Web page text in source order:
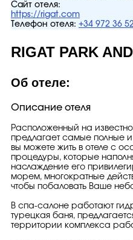
Сайт отеля:
https://rigat.com
Телефон отеля: +34 972 36
RIGAT PARK
Об отеле:
Описание отеля
Расположенный на
предлагает самые полные и
вы можете жить в отеле с
процедуры, которые
наслаждение его
морем, многократные
чтобы побаловать Ваше
В спа-салоне работают
турецкая баня,
территории комплекса